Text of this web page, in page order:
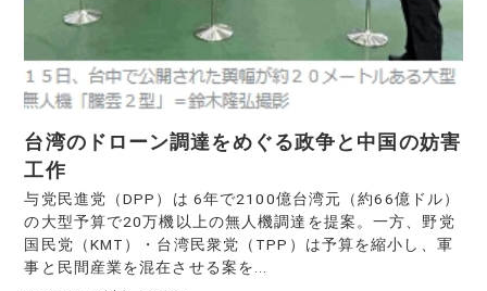
台湾のドローン調達をめぐる政争と中国の妨害
工作
与党民進党（DPP）は 6年で2100億台湾元（約66億ドル）
の大型予算で20万機以上の無人機調達を提案。一方、野党
国民党（KMT）・台湾民衆党（TPP）は予算を縮小し、軍
事と民間産業を混在させる案を...